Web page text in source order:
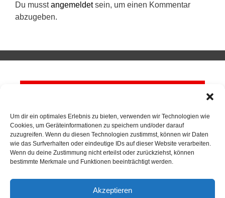
Um dir ein optimales Erlebnis zu bieten, verwenden wir Technologien wie
Cookies, um Geräteinformationen zu speichern und/oder darauf
zuzugreifen. Wenn du diesen Technologien zustimmst, können wir Daten
wie das Surfverhalten oder eindeutige IDs auf dieser Website verarbeiten.
Wenn du deine Zustimmung nicht erteilst oder zurückziehst, können
bestimmte Merkmale und Funktionen beeinträchtigt werden.
Akzeptieren
Du musstangemeldetsein, um einen Kommentar
abzugeben.